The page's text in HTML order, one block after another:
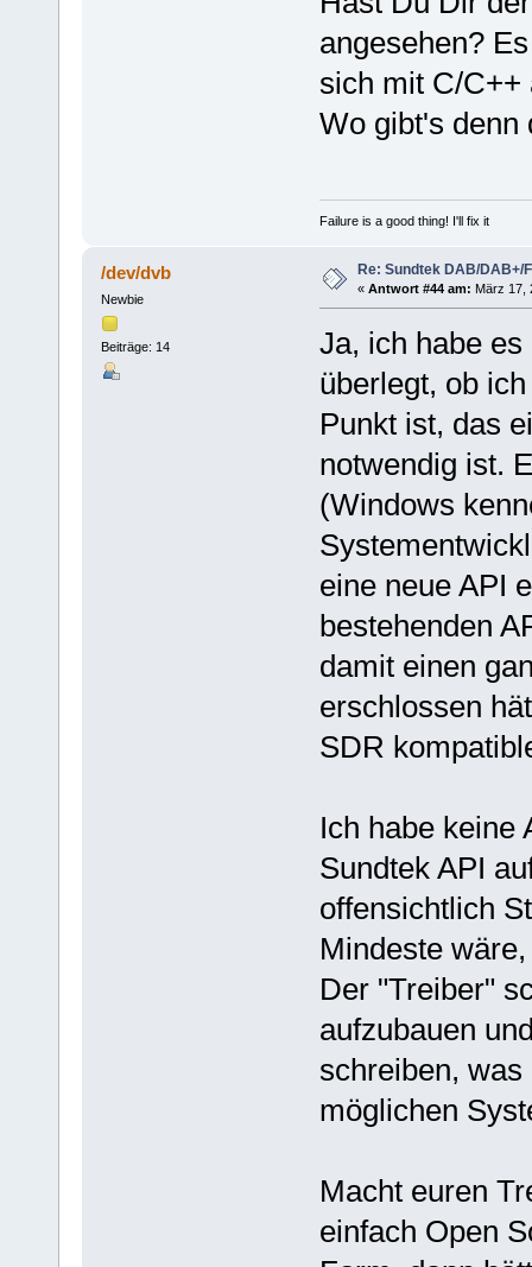
angesehen?
sich mit C/C++
Wo gibt's denn
Failure is a good thing! I'll fix it
/dev/dvb
Newbie
Beiträge: 14
Re: Sundtek DAB/DAB+/
« Antwort #44 am: März 17,
Ja, ich habe
überlegt, ob
Punkt ist, das
notwendig ist.
(Windows
eine neue API
bestehenden
damit einen
erschlossen
SDR
Ich habe keine
Sundtek API
offensichtlich
Mindeste
Der "Treiber"
aufzubauen
schreiben,
möglichen
Macht euren
einfach Open